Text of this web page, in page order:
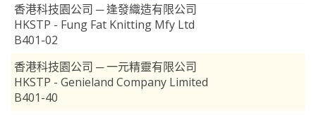
香港科技園公司 ─ 逢發織造有限公司
HKSTP - Fung Fat Knitting Mfy Ltd
B401-02
香港科技園公司 ─ 一元精靈有限公司
HKSTP - Genieland Company Limited
B401-40